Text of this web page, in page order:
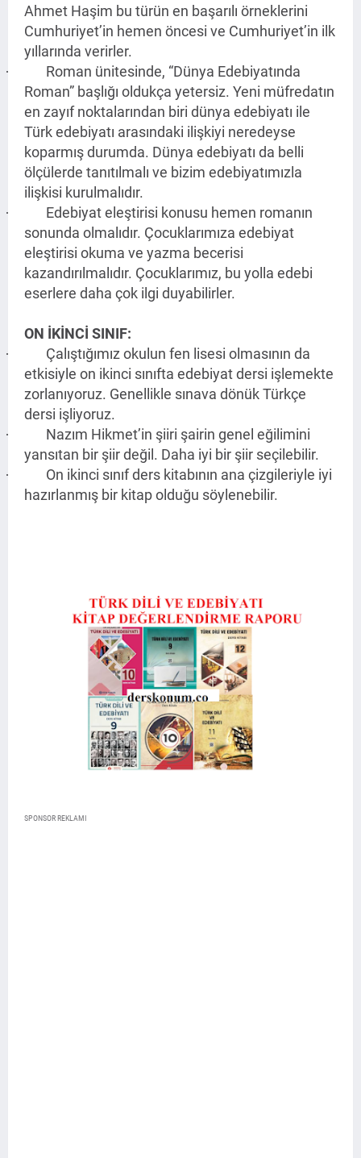
Ahmet Haşim bu türün en başarılı örneklerini
Cumhuriyet’in hemen öncesi ve Cumhuriyet’in ilk
yıllarında verirler.
·
Roman ünitesinde, “Dünya Edebiyatında
Roman” başlığı oldukça yetersiz. Yeni müfredatın
en zayıf noktalarından biri dünya edebiyatı ile
Türk edebiyatı arasındaki ilişkiyi neredeyse
koparmış durumda. Dünya edebiyatı da belli
ölçülerde tanıtılmalı ve bizim edebiyatımızla
ilişkisi kurulmalıdır.
·
Edebiyat eleştirisi konusu hemen romanın
sonunda olmalıdır. Çocuklarımıza edebiyat
eleştirisi okuma ve yazma becerisi
kazandırılmalıdır. Çocuklarımız, bu yolla edebi
eserlere daha çok ilgi duyabilirler.
ON İKİNCİ SINIF:
·
Çalıştığımız okulun fen lisesi olmasının da
etkisiyle on ikinci sınıfta edebiyat dersi işlemekte
zorlanıyoruz. Genellikle sınava dönük Türkçe
dersi işliyoruz.
·
Nazım Hikmet’in şiiri şairin genel eğilimini
yansıtan bir şiir değil. Daha iyi bir şiir seçilebilir.
·
On ikinci sınıf ders kitabının ana çizgileriyle iyi
hazırlanmış bir kitap olduğu söylenebilir.
SPONSOR REKLAMI